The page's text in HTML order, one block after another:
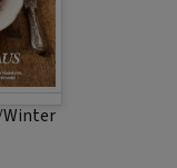
Winter